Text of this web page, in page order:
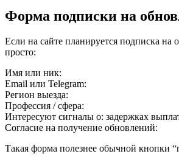
Форма подписки на
Если на сайте планируется подписка
просто:
Имя или ник:
Email или Telegram:
Регион выезда:
Профессия / сфера:
Интересуют сигналы о: задержках
Согласие на получение обновлений:
Такая форма полезнее обычной кнопки